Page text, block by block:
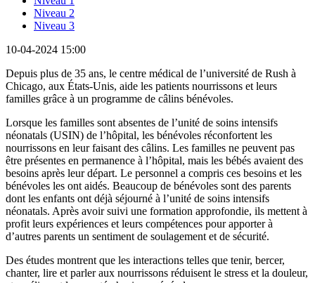
Niveau 2
Niveau 3
10-04-2024 15:00
Depuis plus de 35 ans, le centre médical de l’université de Rush à
Chicago, aux États-Unis, aide les patients nourrissons et leurs
familles grâce à un programme de câlins bénévoles.
Lorsque les familles sont absentes de l’unité de soins intensifs
néonatals (USIN) de l’hôpital, les bénévoles réconfortent les
nourrissons en leur faisant des câlins. Les familles ne peuvent pas
être présentes en permanence à l’hôpital, mais les bébés avaient des
besoins après leur départ. Le personnel a compris ces besoins et les
bénévoles les ont aidés. Beaucoup de bénévoles sont des parents
dont les enfants ont déjà séjourné à l’unité de soins intensifs
néonatals. Après avoir suivi une formation approfondie, ils mettent à
profit leurs expériences et leurs compétences pour apporter à
d’autres parents un sentiment de soulagement et de sécurité.
Des études montrent que les interactions telles que tenir, bercer,
chanter, lire et parler aux nourrissons réduisent le stress et la douleur,